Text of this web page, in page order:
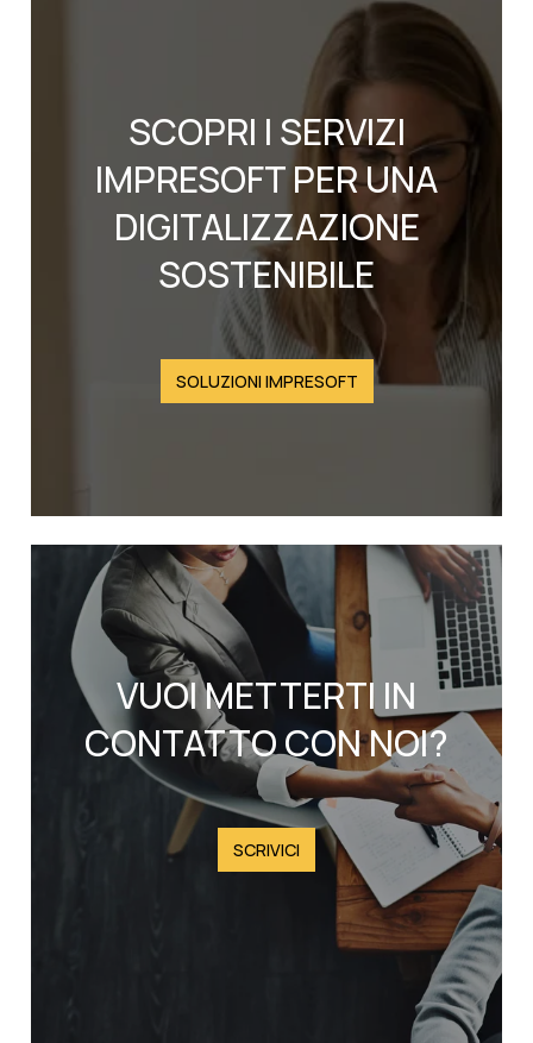
SCOPRI I SERVIZI
IMPRESOFT PER UNA
DIGITALIZZAZIONE
SOSTENIBILE
SOLUZIONI IMPRESOFT
VUOI METTERTI IN
CONTATTO CON NOI?
SCRIVICI